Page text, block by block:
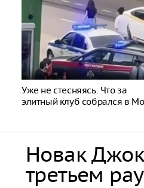
Уже не стесняясь. Что за
элитный клуб собрался в
Новак
третьем